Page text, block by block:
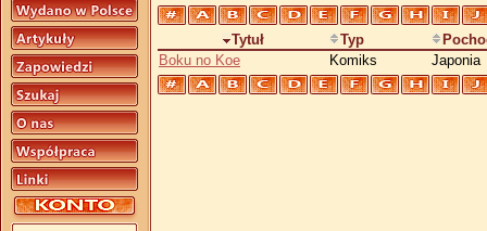
Tytuł Typ
Boku no Koe
Komiks Japonia